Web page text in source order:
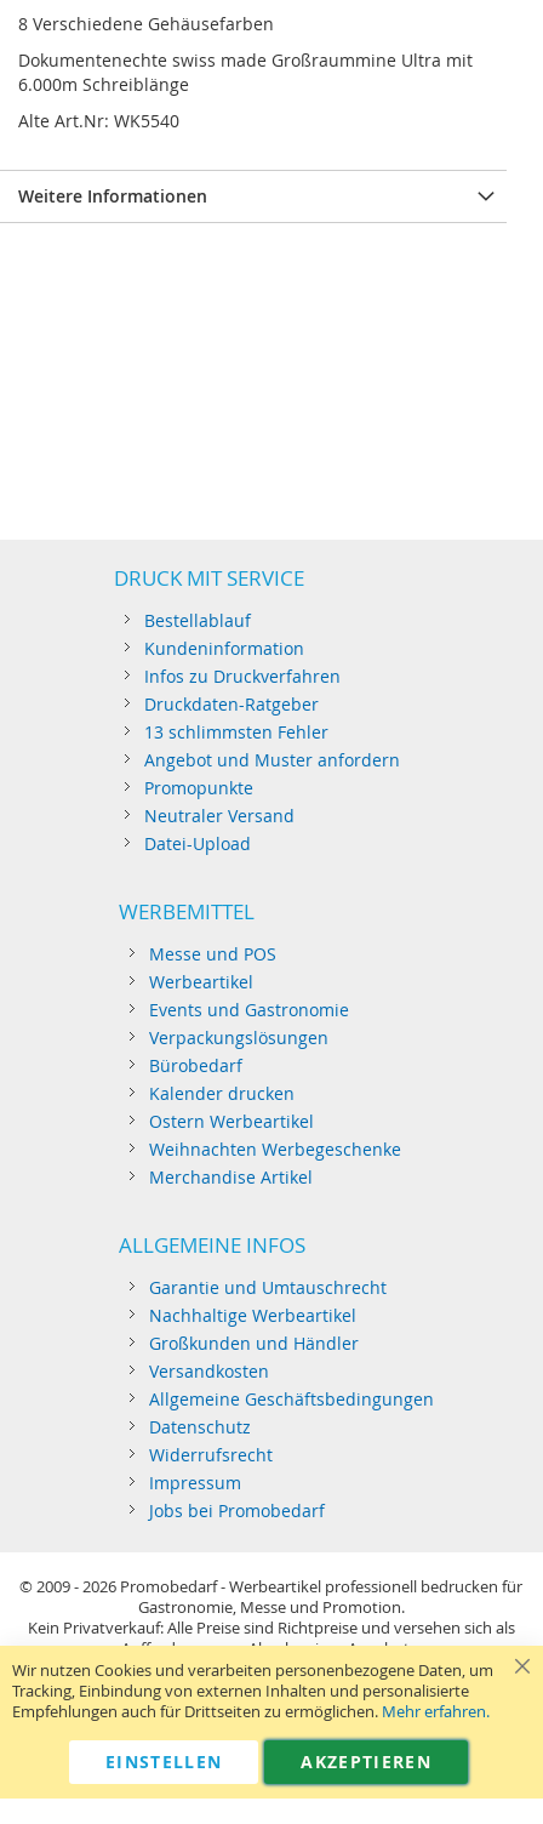
8 Verschiedene Gehäusefarben
Dokumentenechte swiss made Großraummine Ultra mit
6.000m Schreiblänge
Alte Art.Nr: WK5540
Weitere Informationen
DRUCK MIT SERVICE
Bestellablauf
Kundeninformation
Infos zu Druckverfahren
Druckdaten-Ratgeber
13 schlimmsten Fehler
Angebot und Muster anfordern
Promopunkte
Neutraler Versand
Datei-Upload
WERBEMITTEL
Messe und POS
Werbeartikel
Events und Gastronomie
Verpackungslösungen
Bürobedarf
Kalender drucken
Ostern Werbeartikel
Weihnachten Werbegeschenke
Merchandise Artikel
ALLGEMEINE INFOS
Garantie und Umtauschrecht
Nachhaltige Werbeartikel
Großkunden und Händler
Versandkosten
Allgemeine Geschäftsbedingungen
Datenschutz
Widerrufsrecht
Impressum
Jobs bei Promobedarf
© 2009 - 2026 Promobedarf - Werbeartikel professionell bedrucken für
Gastronomie, Messe und Promotion.
Kein Privatverkauf: Alle Preise sind Richtpreise und versehen sich als
Aufforderung zur Abgabe eines Angebots.
Sie richten sich nur an gewerblichen Bedarf (§14 BGB) im Sinne der
Preisangabenverordnung und verstehen sich netto zzgl. MwSt. USB-
Sticks: Tagespreise ggf. zzgl. Druckkosten und GEMA.
Telefon:040 38 63 12 40 Kontaktformular
Wir nutzen Cookies und verarbeiten personenbezogene Daten, um
Tracking, Einbindung von externen Inhalten und personalisierte
Empfehlungen auch für Drittseiten zu ermöglichen. Mehr erfahren.
AKZEPTIEREN
EINSTELLEN